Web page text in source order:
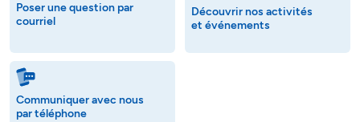
Poser une question par
courriel
Découvrir nos activités
et événements
Communiquer avec nous
par téléphone